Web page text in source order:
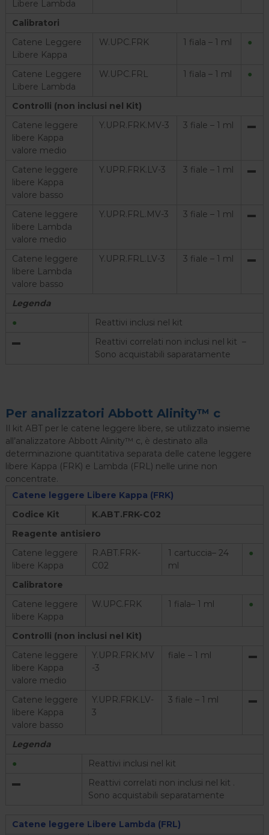
Libere Lambda
Calibratori
Catene Leggere
Libere Kappa
W.UPC.FRK 1 fiala – 1 ml ●
Catene Leggere
Libere Lambda
W.UPC.FRL 1 fiala – 1 ml ●
Controlli (non inclusi nel Kit)
Catene leggere
libere Kappa
valore medio
Y.UPR.FRK.MV-3 3 fiale – 1 ml ▬
Catene leggere
libere Kappa
valore basso
Y.UPR.FRK.LV-3 3 fiale – 1 ml ▬
Catene leggere
libere Lambda
valore medio
Y.UPR.FRL.MV-3 3 fiale – 1 ml ▬
Catene leggere
libere Lambda
valore basso
Y.UPR.FRL.LV-3 3 fiale – 1 ml ▬
Legenda
●
Reattivi inclusi nel kit
▬
Reattivi correlati non inclusi nel kit –
Sono acquistabili saparatamente
Per analizzatori Abbott Alinity™ c
Il kit ABT per le catene leggere libere, se utilizzato insieme
all’analizzatore Abbott Alinity™ c, è destinato alla
determinazione quantitativa separata delle catene leggere
libere Kappa (FRK) e Lambda (FRL) nelle urine non
concentrate.
Catene leggere Libere Kappa (FRK)
Codice Kit
K.ABT.FRK-C02
Reagente antisiero
Catene leggere
libere Kappa
R.ABT.FRK-
C02
1 cartuccia– 24
ml
●
Calibratore
Catene leggere
libere Kappa
W.UPC.FRK 1 fiala– 1 ml ●
Controlli (non inclusi nel Kit)
Catene leggere
libere Kappa
valore medio
Y.UPR.FRK.MV
-3
fiale – 1 ml ▬
Catene leggere
libere Kappa
valore basso
Y.UPR.FRK.LV-
3
3 fiale – 1 ml ▬
Legenda
●
Reattivi inclusi nel kit
▬
Reattivi correlati non inclusi nel kit .
Sono acquistabili separatamente
Catene leggere Libere Lambda (FRL)